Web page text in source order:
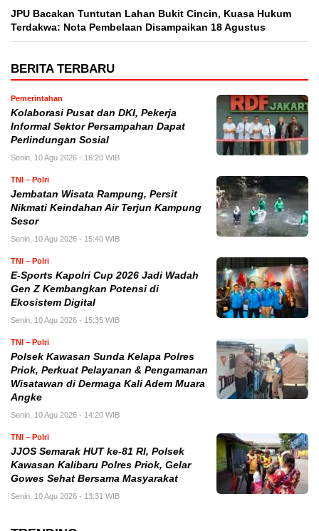
JPU Bacakan Tuntutan Lahan Bukit Cincin, Kuasa Hukum
Terdakwa: Nota Pembelaan Disampaikan 18 Agustus
BERITA TERBARU
Pemerintahan
Kolaborasi Pusat dan DKI, Pekerja
Informal Sektor Persampahan Dapat
Perlindungan Sosial
Senin, 10 Agu 2026 - 16:20 WIB
TNI – Polri
Jembatan Wisata Rampung, Persit
Nikmati Keindahan Air Terjun Kampung
Sesor
Senin, 10 Agu 2026 - 15:40 WIB
TNI – Polri
E-Sports Kapolri Cup 2026 Jadi Wadah
Gen Z Kembangkan Potensi di
Ekosistem Digital
Senin, 10 Agu 2026 - 15:35 WIB
TNI – Polri
Polsek Kawasan Sunda Kelapa Polres
Priok, Perkuat Pelayanan & Pengamanan
Wisatawan di Dermaga Kali Adem Muara
Angke
Senin, 10 Agu 2026 - 14:20 WIB
TNI – Polri
JJOS Semarak HUT ke-81 RI, Polsek
Kawasan Kalibaru Polres Priok, Gelar
Gowes Sehat Bersama Masyarakat
Senin, 10 Agu 2026 - 13:31 WIB